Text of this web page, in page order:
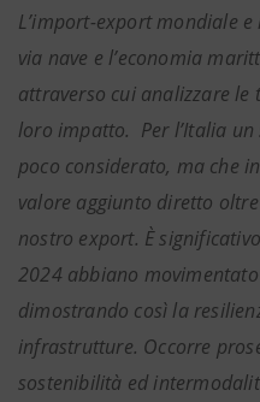
L’import-export mondiale
via nave e l’economia
attraverso cui analizzare le
loro impatto. Per l’Italia un
poco considerato, ma che
valore aggiunto diretto
nostro export. È
2024 abbiano
dimostrando così la
infrastrutture. Occorre
sostenibilità ed